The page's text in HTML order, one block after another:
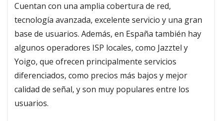
Cuentan con una amplia cobertura de red,
tecnología avanzada, excelente servicio y una gran
base de usuarios. Además, en España también hay
algunos operadores ISP locales, como Jazztel y
Yoigo, que ofrecen principalmente servicios
diferenciados, como precios más bajos y mejor
calidad de señal, y son muy populares entre los
usuarios.